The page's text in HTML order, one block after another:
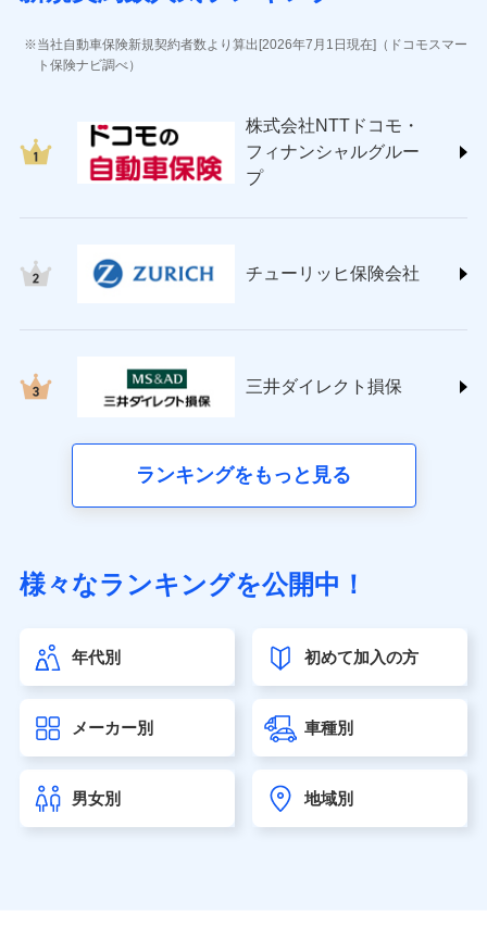
ソニー損害保険株式会社
(https://www.sonysonpo.co.jp/)
ＳＯＭＰＯダイレクト損害保険株式会社
(https://www.sompo-direct.co.jp/)
チューリッヒ保険会社 (https://www.zurich.co.jp/)
(https://www.nisshinfire.co.jp/)
(https://www.petfamilyins.co.jp/)
ins.com/)
三井ダイレクト損害保険株式会社
（https://www.sonylife.co.jp）
第一ネオ生命保険株式会社（https://neofirst.co.jp/）
大樹生命保険株式会社（https://www.taiju-life.co.jp）
seimei.co.jp）
チューリッヒ生命保険株式会社
東京海上日動あんしん生命保険株式会社
（https://www.tmn-anshin.co.jp/）
当社自動車保険新規契約者数より算出[2026年7月1日現在]（ドコモスマー
ト保険ナビ調べ）
株式会社NTTドコモ・
フィナンシャルグルー
プ
チューリッヒ保険会社
三井ダイレクト損保
ランキングをもっと見る
様々なランキングを公開中！
年代別 初めて加入の方
メーカー別 車種別
男女別 地域別